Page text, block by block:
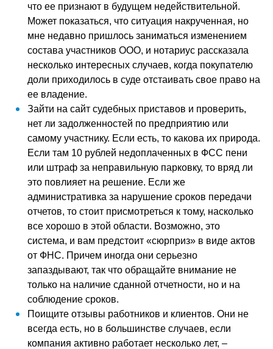
что ее признают в будущем недействительной.
Может показаться, что ситуация накрученная, но
мне недавно пришлось заниматься изменением
состава участников ООО, и нотариус рассказала
несколько интересных случаев, когда покупателю
доли приходилось в суде отстаивать свое право на
ее владение.
Зайти на сайт судебных приставов и проверить,
нет ли задолженностей по предприятию или
самому участнику. Если есть, то какова их природа.
Если там 10 рублей недоплаченных в ФСС пени
или штраф за неправильную парковку, то вряд ли
это повлияет на решение. Если же
административка за нарушение сроков передачи
отчетов, то стоит присмотреться к тому, насколько
все хорошо в этой области. Возможно, это
система, и вам предстоит «сюрприз» в виде актов
от ФНС. Причем иногда они серьезно
запаздывают, так что обращайте внимание не
только на наличие сданной отчетности, но и на
соблюдение сроков.
Поищите отзывы работников и клиентов. Они не
всегда есть, но в большинстве случаев, если
компания активно работает несколько лет, –